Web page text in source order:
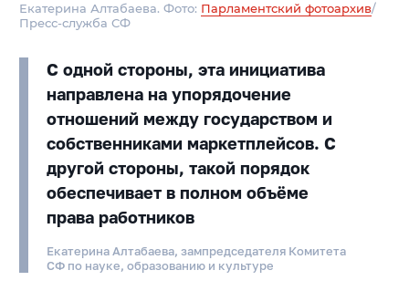
Екатерина Алтабаева. Фото: Парламентский фотоархив/
Пресс-служба СФ
С одной стороны, эта инициатива
направлена на упорядочение
отношений между государством и
собственниками маркетплейсов. С
другой стороны, такой порядок
обеспечивает в полном объёме
права работников
Екатерина Алтабаева, зампредседателя Комитета
СФ по науке, образованию и культуре